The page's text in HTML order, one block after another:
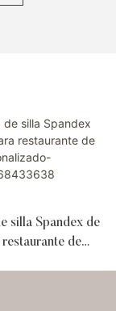
silla Spandex de
de